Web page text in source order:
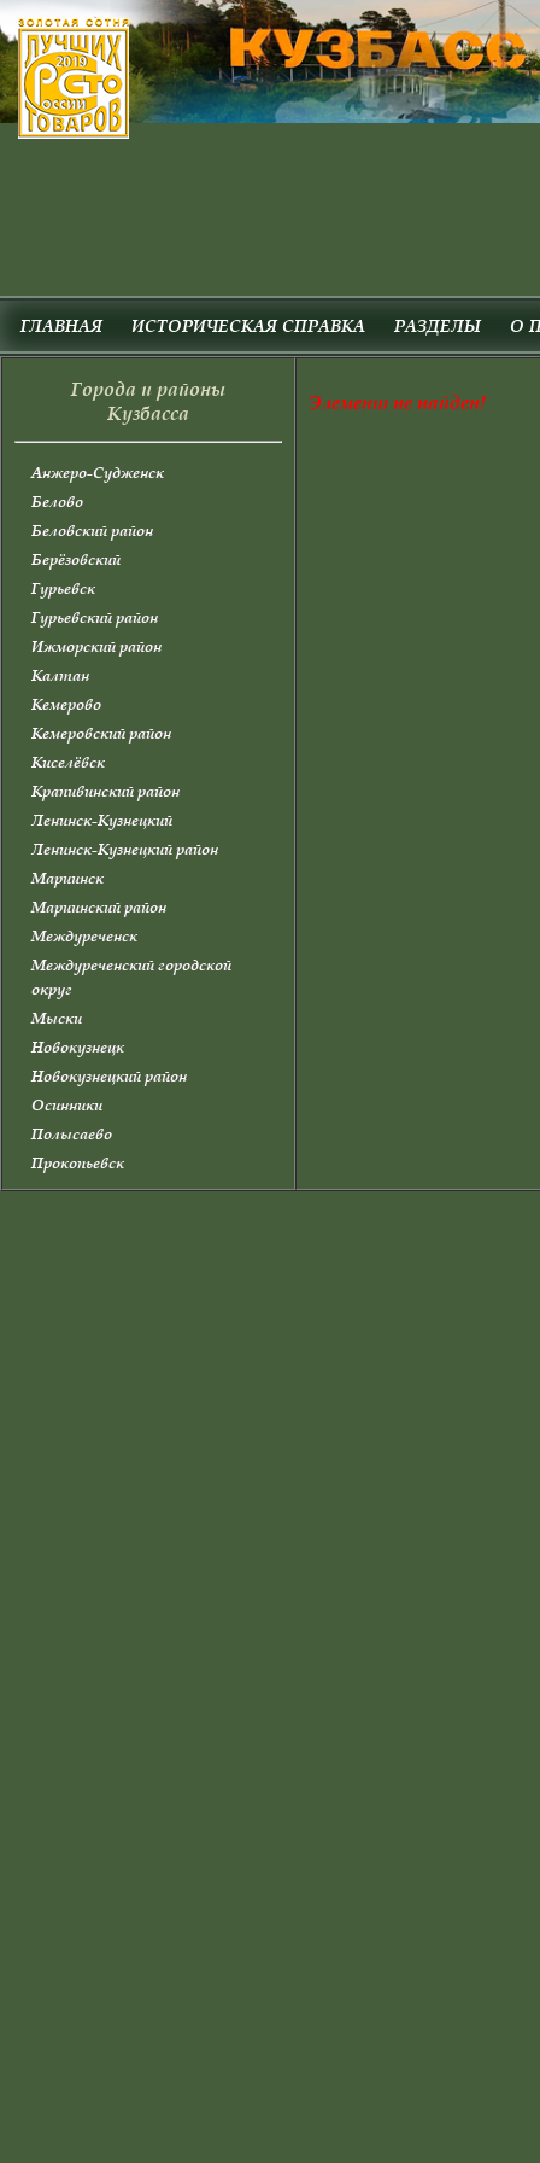
ГЛАВНАЯ ИСТОРИЧЕСКАЯ СПРАВКА РАЗДЕЛЫ О
Города и районы
Кузбасса
Анжеро-Судженск
Белово
Беловский район
Берёзовский
Гурьевск
Гурьевский район
Ижморский район
Калтан
Кемерово
Кемеровский район
Киселёвск
Крапивинский район
Ленинск-Кузнецкий
Ленинск-Кузнецкий район
Мариинск
Мариинский район
Междуреченск
Междуреченский городской
округ
Мыски
Новокузнецк
Новокузнецкий район
Осинники
Полысаево
Прокопьевск
Прокопьевский район
Элемент не найден!